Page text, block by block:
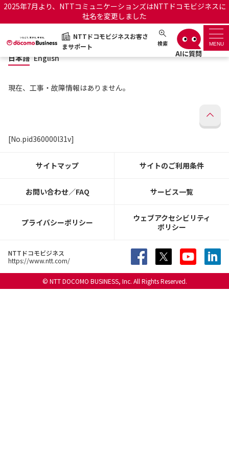
2025年7月より、NTTコミュニケーションズはNTTドコモビジネスに
社名を変更しました
NTTドコモビジネスお客さ
まサポート
検索 MENU
NTTドコモビジネスお客さまサポート 日本語 English
サポートトップ
サービス名から探す
日本語 English
現在、工事・故障情報はありません。
[No.pid360000l31v]
サイトマップ サイトのご利用条件
お問い合わせ／FAQ サービス一覧
プライバシーポリシー
ウェブアクセシビリティ
ポリシー
NTTドコモビジネス
https://www.ntt.com/
© NTT DOCOMO BUSINESS, Inc. All Rights Reserved.